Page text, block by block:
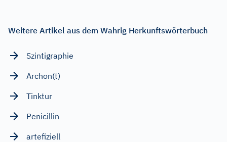
Weitere Artikel aus dem Wahrig Herkunftswörterbuch
Szintigraphie
Archon(t)
Tinktur
Penicillin
artefiziell